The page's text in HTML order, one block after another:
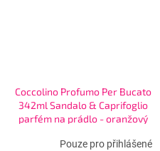
Coccolino Profumo Per Bucato
342ml Sandalo & Caprifoglio
parfém na prádlo - oranžový
Pouze pro přihlášené